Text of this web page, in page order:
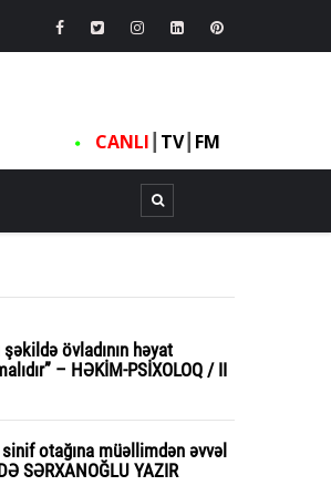
CANLI TV┃ FM
övladının həyat
– HƏKİM-PSİXOLOQ / II
otağına müəllimdən əvvəl
SƏRXANOĞLU YAZIR